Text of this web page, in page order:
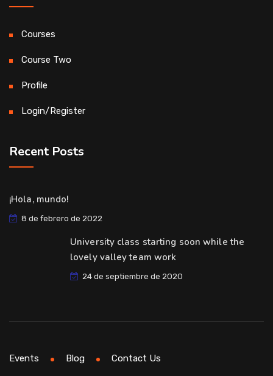
Courses
Course Two
Profile
Login/Register
Recent Posts
¡Hola, mundo!
8 de febrero de 2022
University class starting soon while the
lovely valley team work
24 de septiembre de 2020
Events Blog Contact Us